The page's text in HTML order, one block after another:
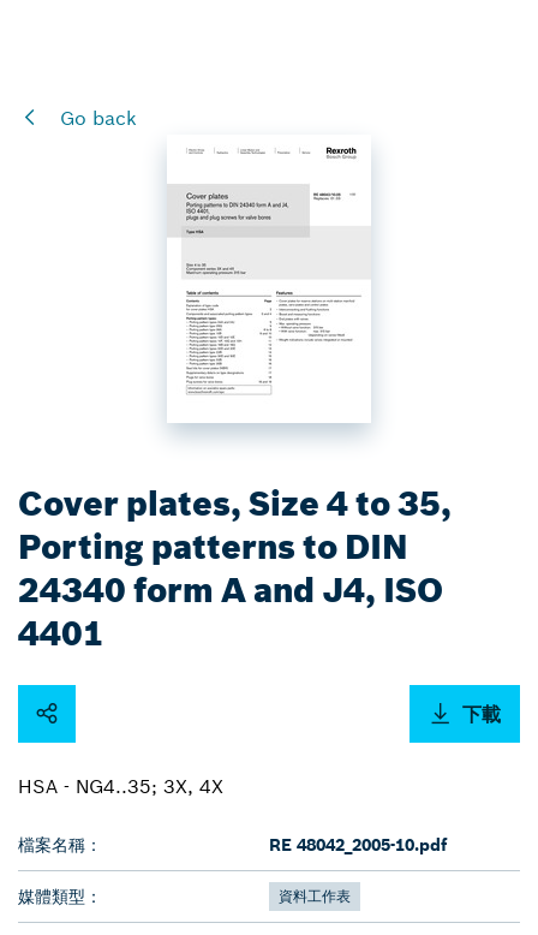
Go back
Cover plates, Size 4 to 35,
Porting patterns to DIN
24340 form A and J4, ISO
4401
下載
HSA - NG4..35; 3X, 4X
檔案名稱： RE 48042_2005-10.pdf
媒體類型： 資料工作表